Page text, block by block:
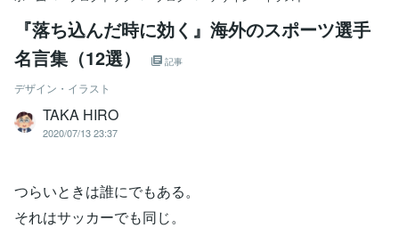
『落ち込んだ時に効く』海外のスポーツ選手
名言集（12選）
記事
デザイン・イラスト
TAKA HIRO
2020/07/13 23:37
つらいときは誰にでもある。
それはサッカーでも同じ。